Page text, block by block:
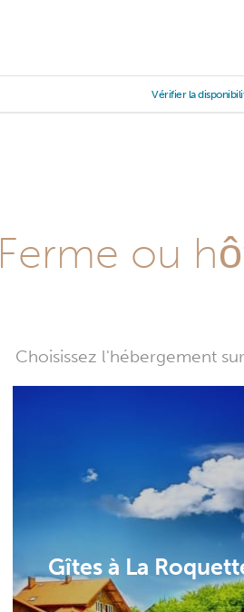
Vérifier la
Ferme ou
Choisissez l'hébergement
Gîtes à La